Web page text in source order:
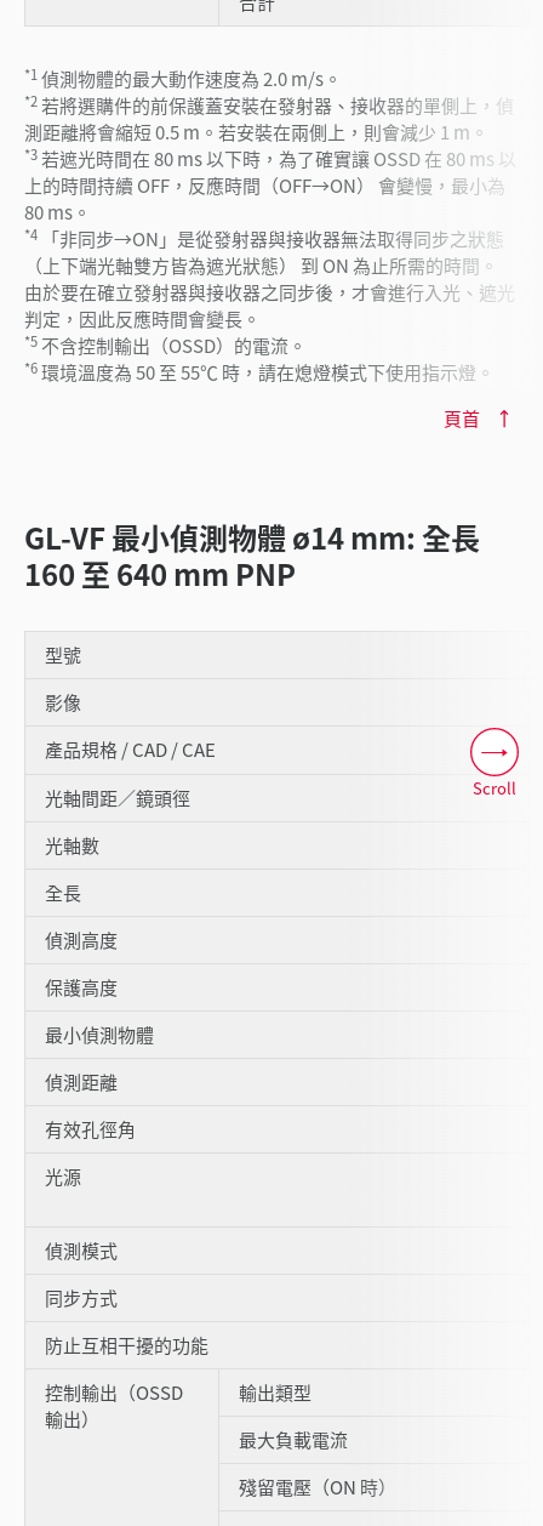
*1 偵測物體的最大動作速度為 2.0 m/s。
*2若將選購件的前保護蓋安裝在發射器、接收器的單側上，偵
測距離將會縮短 0.5 m。若安裝在兩側上，則會減少 1 m。
*3若遮光時間在 80 ms 以下時，為了確實讓 OSSD 在 80 ms 以
上的時間持續 OFF，反應時間（OFF→ON） 會變慢，最小為
80 ms。
*4
「非同步→ON」是從發射器與接收器無法取得同步之狀態
（上下端光軸雙方皆為遮光狀態） 到 ON 為止所需的時間。
由於要在確立發射器與接收器之同步後，才會進行入光、遮光
判定，因此反應時間會變長。
*5 不含控制輸出（OSSD）的電流。
*6環境溫度為 50 至 55℃ 時，請在熄燈模式下使用指示燈。
頁首
GL-VF 最小偵測物體 ø14 mm: 全長
160 至 640 mm PNP
型號
影像
產品規格 / CAD / CAE
光軸間距／鏡頭徑
光軸數
全長
偵測高度
保護高度
最小偵測物體
偵測距離
有效孔徑角
光源
偵測模式
同步方式
防止互相干擾的功能
控制輸出（OSSD
輸出）
輸出類型
最大負載電流
殘留電壓（ON 時）
Scroll